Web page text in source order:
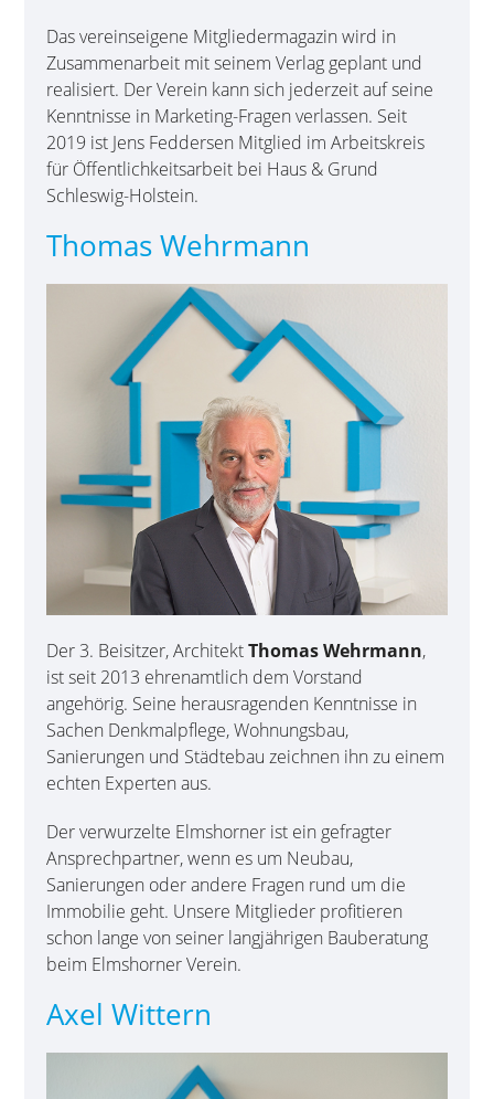
Das vereinseigene Mitgliedermagazin wird in
Zusammenarbeit mit seinem Verlag geplant und
realisiert. Der Verein kann sich jederzeit auf seine
Kenntnisse in Marketing-Fragen verlassen. Seit
2019 ist Jens Feddersen Mitglied im Arbeitskreis
für Öffentlichkeitsarbeit bei Haus & Grund
Schleswig-Holstein.
Thomas Wehrmann
Der 3. Beisitzer, ArchitektThomas Wehrmann,
ist seit 2013 ehrenamtlich dem Vorstand
angehörig. Seine herausragenden Kenntnisse in
Sachen Denkmalpflege, Wohnungsbau,
Sanierungen und Städtebau zeichnen ihn zu einem
echten Experten aus.
Der verwurzelte Elmshorner ist ein gefragter
Ansprechpartner, wenn es um Neubau,
Sanierungen oder andere Fragen rund um die
Immobilie geht. Unsere Mitglieder profitieren
schon lange von seiner langjährigen Bauberatung
beim Elmshorner Verein.
Axel Wittern